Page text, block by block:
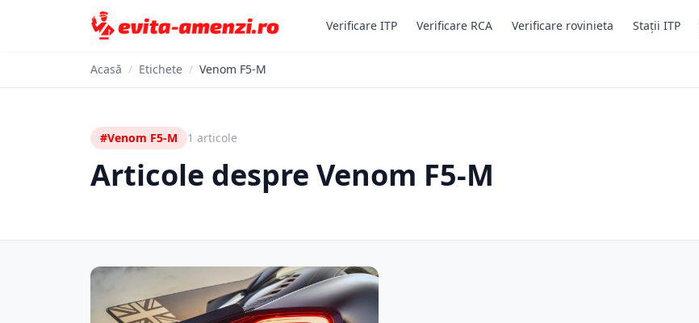
Verificare ITP Verificare RCA Verificare rovinieta Stații ITP
Acasă / Etichete / Venom F5-M
#Venom F5-M 1 articole
Articole despre Venom F5-M